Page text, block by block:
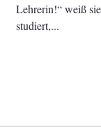
Lehrerin!“ weiß
studiert,